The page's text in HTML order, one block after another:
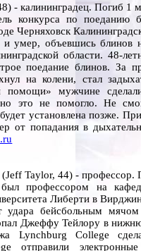
- калининградец. Погиб 1
по поеданию
Черняховск
объевшись блинов
области. 48-
поедание блинов. За
на колени, стал
помощи» мужчине
это не помогло. Не
установлена позже.
от попадания в
(Jeff Taylor, 44) - профессор.
на кафедре
Либерти в
бейсбольным мячом
Джеффу Тейлору в
Lynchburg College
отправили